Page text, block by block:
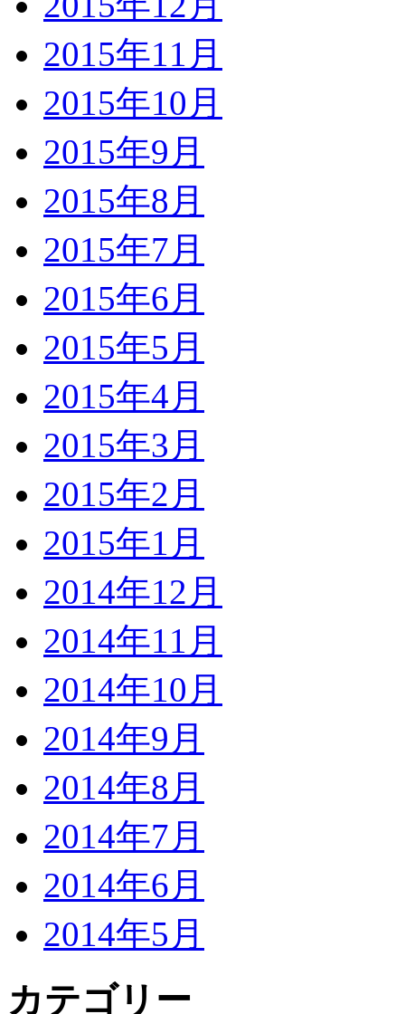
2015年11月
2015年10月
2015年9月
2015年8月
2015年7月
2015年6月
2015年5月
2015年4月
2015年3月
2015年2月
2015年1月
2014年12月
2014年11月
2014年10月
2014年9月
2014年8月
2014年7月
2014年6月
2014年5月
カテゴリー